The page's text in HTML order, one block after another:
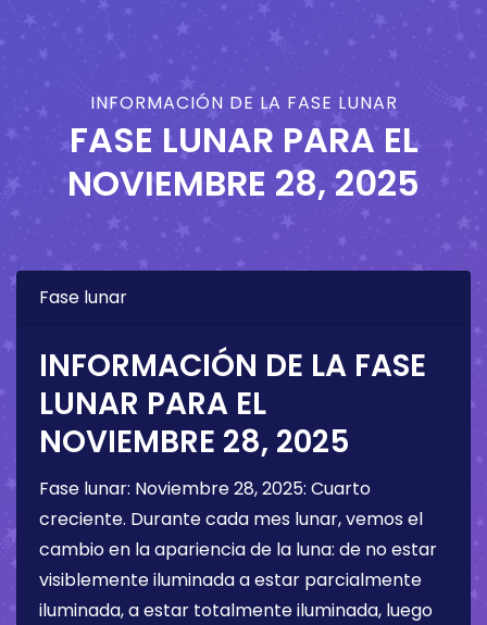
INFORMACIÓN DE LA FASE LUNAR
FASE LUNAR PARA EL
NOVIEMBRE 28, 2025
Fase lunar
INFORMACIÓN DE LA FASE
LUNAR PARA EL
NOVIEMBRE 28, 2025
Fase lunar: Noviembre 28, 2025: Cuarto
creciente. Durante cada mes lunar, vemos el
cambio en la apariencia de la luna: de no estar
visiblemente iluminada a estar parcialmente
iluminada, a estar totalmente iluminada, luego